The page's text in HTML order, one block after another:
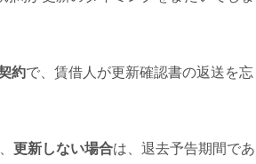
約で、賃借人が更新確認書の返送を忘
更新しない場合は、退去予告期間であ